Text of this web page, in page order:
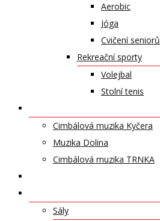
Aerobic
Jóga
Cvičení seniorů
Rekreační sporty
Volejbal
Stolní tenis
Cimbálová muzika Kyčera
Muzika Dolina
Cimbálová muzika TRNKA
Sály